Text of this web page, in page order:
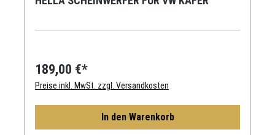
189,00 €*
Preise inkl. MwSt. zzgl. Versandkosten
In den Warenkorb